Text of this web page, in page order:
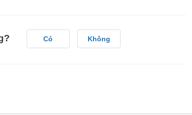
Có Không